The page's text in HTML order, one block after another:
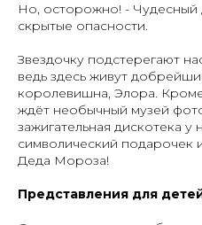
Но, осторожно! - Чудесный
скрытые опасности.
Звездочку подстерегают
ведь здесь живут
королевишна, Элора.
ждёт необычный музей
зажигательная дискотека у
символический подарочек
Деда Мороза!
Представления для